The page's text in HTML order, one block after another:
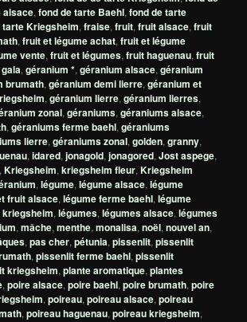
alsace,fond de tarte Baehl,fond de tarte
tarte Kriegsheim,fraise,fruit,fruit alsace,fruit
,fruit et légume achat,fruit et légume
vente,fruit et légumes,fruit haguenau,fruit
gala,géranium *,géranium alsace,géranium
brumath,géranium demi lierre,géranium et
,géranium lierre,géranium lierres,
zonal,géraniums,géraniums alsace,
,géraniums ferme baehl,géraniums
lierre,géraniums zonal,golden,granny,
,idared,jonagold,jonagored,Jost aspege,
,Kriegsheim,kriegsheim fleur,Kriegsheim
,légume,légume alsace,légume
fruit alsace,légume ferme baehl,légume
kriegsheim,légumes,légumes alsace,légumes
,mâche,menthe,monalisa,noël,nouvel an,
,pas cher,pétunia,pissenlit,pissenlit
,pissenlit ferme baehl,pissenlit
kriegsheim,plante aromatique,plantes
,poire alsace,poire baehl,poire brumath,poire
,poireau,poireau alsace,poireau
,poireau haguenau,poireau kriegsheim,